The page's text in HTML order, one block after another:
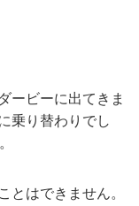
ービーに出てきま
乗り替わりでし
とはできません。